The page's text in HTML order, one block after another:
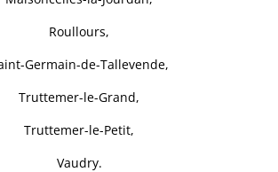
Roullours,
Germain-de-Tallevende,
Truttemer-le-Grand,
Truttemer-le-Petit,
Vaudry.